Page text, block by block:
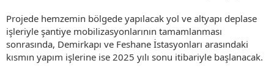
Projede hemzemin bölgede yapılacak yol ve altyapı deplase
işleriyle şantiye mobilizasyonlarının tamamlanması
sonrasında, Demirkapı ve Feshane İstasyonları arasındaki
kısmın yapım işlerine ise 2025 yılı sonu itibariyle başlanacak.